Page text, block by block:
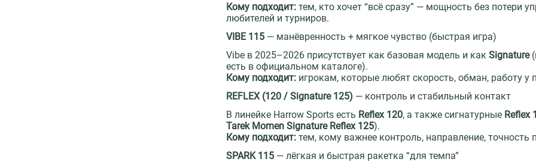
Кому подходит: тем, кто хочет “всё сразу” — мощность без потери
любителей и турниров.
VIBE 115 — манёвренность + мягкое чувство (быстрая игра)
Vibe в 2025–2026 присутствует как базовая модель и какSignature
есть в официальном каталоге).
Кому подходит: игрокам, которые любят скорость, обман, работу у
REFLEX (120 / Signature 125) — контроль и стабильный контакт
В линейке Harrow Sports есть Reflex 120, а также сигнатурные Reflex
Tarek Momen Signature Reflex 125).
Кому подходит: тем, кому важнее контроль, направление,
SPARK 115 — лёгкая и быстрая ракетка “для темпа”